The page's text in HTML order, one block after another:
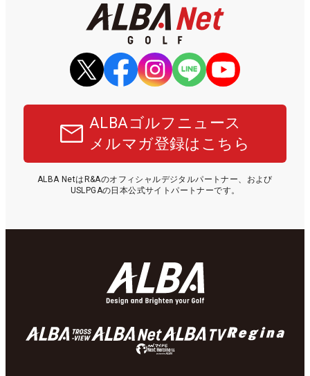
ALBAゴルフニュース
メルマガ登録はこちら
ALBA NetはR&Aのオフィシャルデジタルパートナー、および
USLPGAの日本公式サイトパートナーです。